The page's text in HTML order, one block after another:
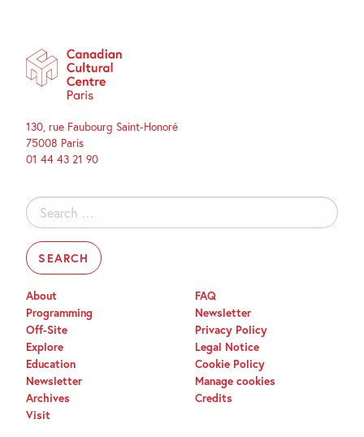
130, rue Faubourg Saint-Honoré
75008 Paris
01 44 43 21 90
Search
for:
About
Programming
Off-Site
Explore
Education
Newsletter
Archives
Visit
FAQ
Newsletter
Privacy Policy
Legal Notice
Cookie Policy
Manage cookies
Credits